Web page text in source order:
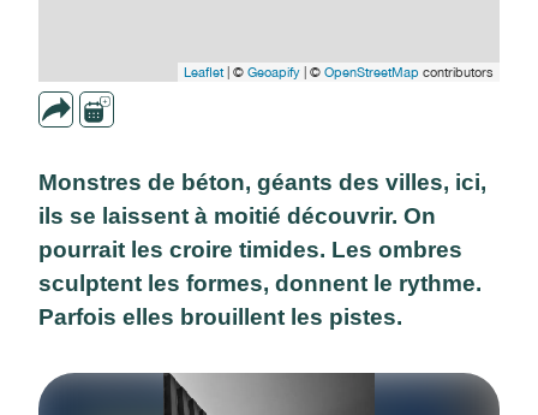
Leaflet| © Geoapify | © OpenStreetMap contributors
Monstres de béton, géants des villes, ici,
ils se laissent à moitié découvrir. On
pourrait les croire timides. Les ombres
sculptent les formes, donnent le rythme.
Parfois elles brouillent les pistes.